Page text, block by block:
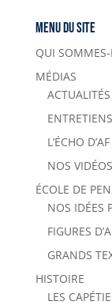
Menu du site
QUI
MÉDIAS
ACTUALITÉS
ENTRETIENS
L’ÉCHO D’AF
NOS VIDÉOS
ÉCOLE DE
NOS IDÉES
FIGURES
GRANDS
HISTOIRE
LES